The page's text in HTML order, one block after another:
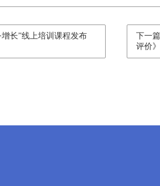
长”线上培训课程发布
下一
评价